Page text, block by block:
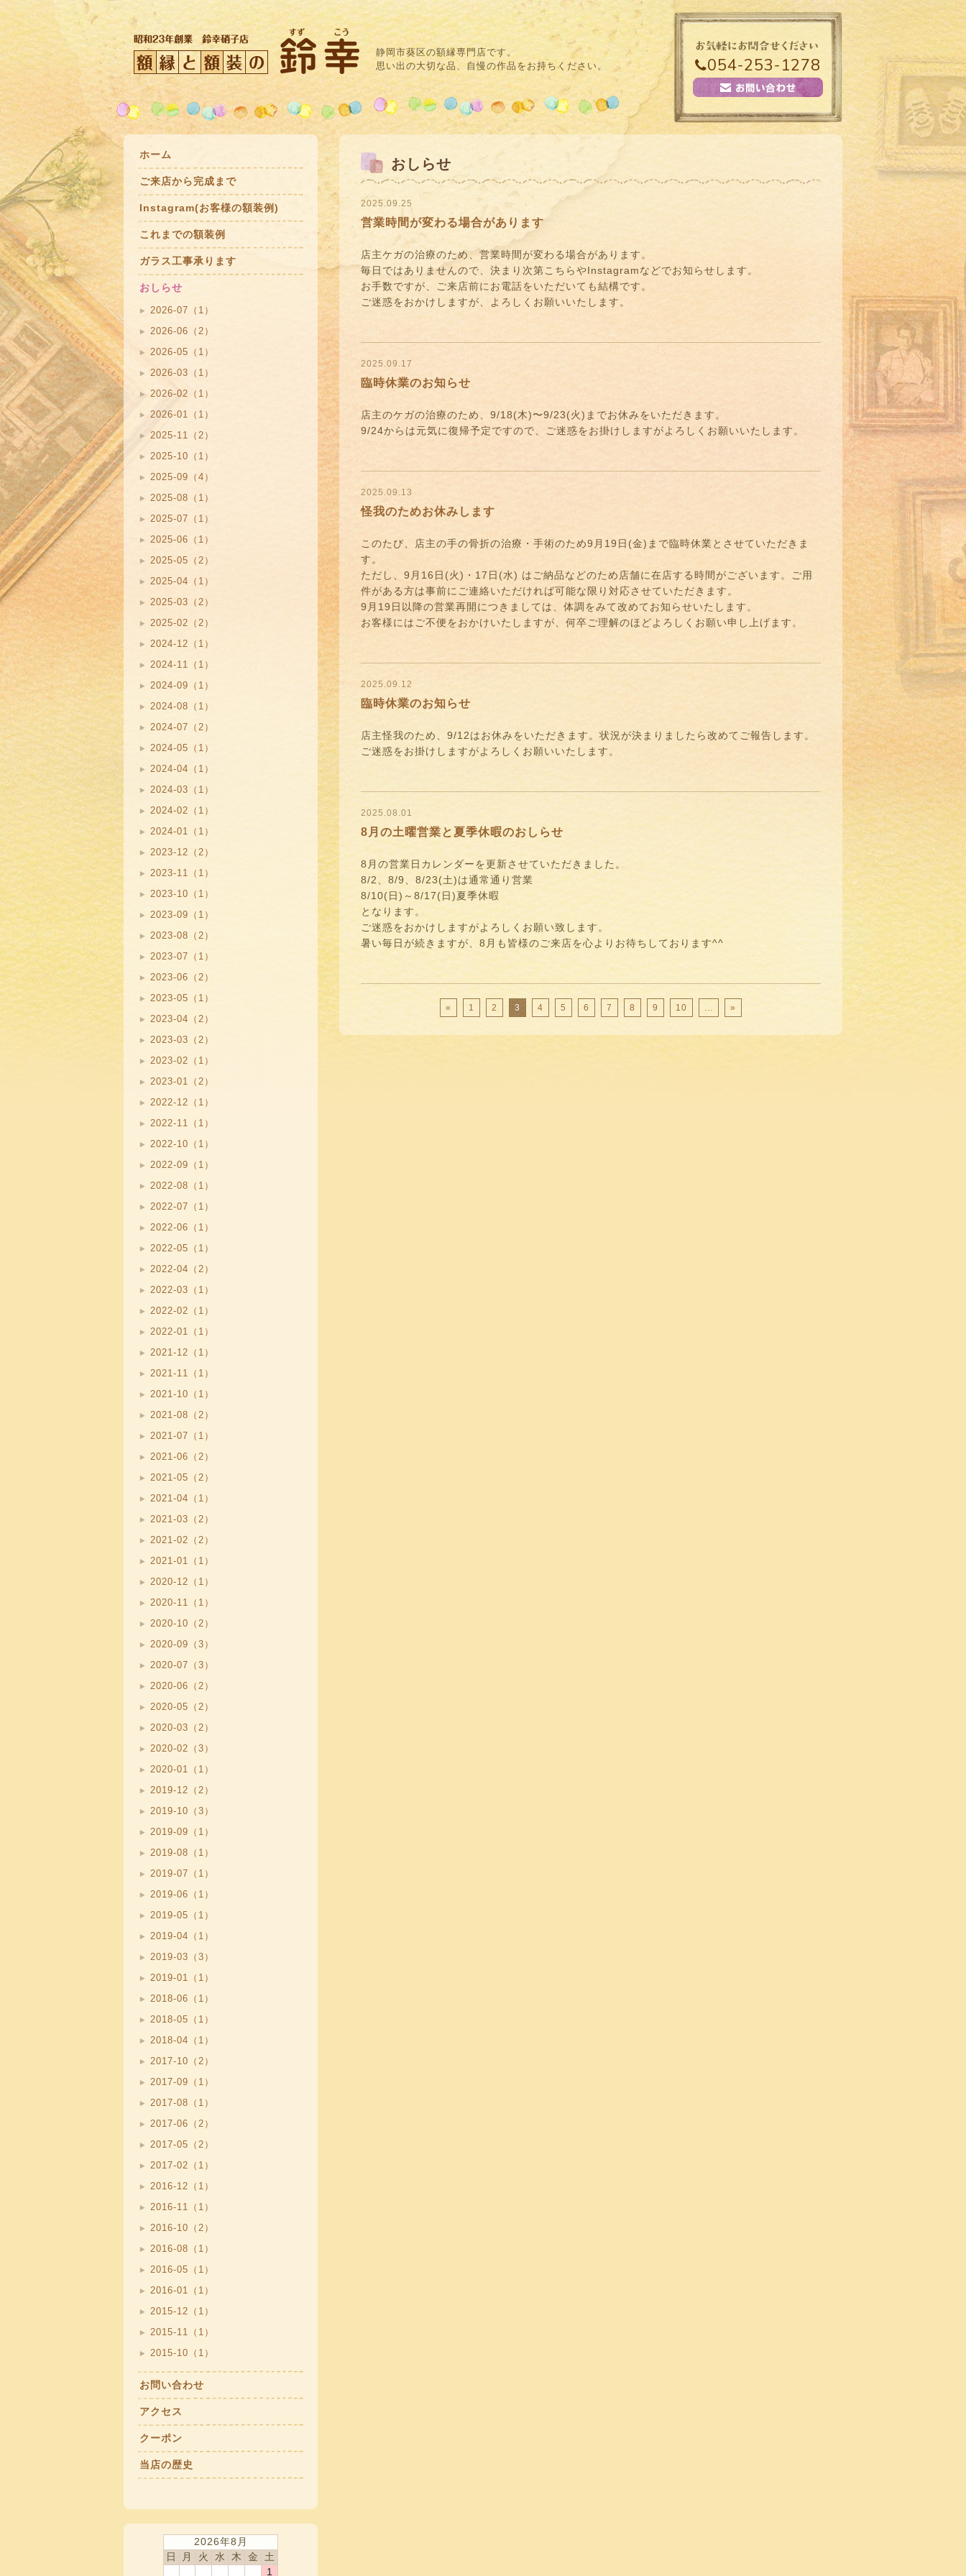
静岡市葵区の額縁専門店です。
思い出の大切な品、自慢の作品をお持ちください。
054-253-1278
おしらせ
2025.09.25
営業時間が変わる場合があります
店主ケガの治療のため、営業時間が変わる場合があります。
毎日ではありませんので、決まり次第こちらやInstagramなどでお知らせします。
お手数ですが、ご来店前にお電話をいただいても結構です。
ご迷惑をおかけしますが、よろしくお願いいたします。
2025.09.17
臨時休業のお知らせ
店主のケガの治療のため、9/18(木)〜9/23(火)までお休みをいただきます。
9/24からは元気に復帰予定ですので、ご迷惑をお掛けしますがよろしくお願いいたします。
2025.09.13
怪我のためお休みします
このたび、店主の手の骨折の治療・手術のため9月19日(金)まで臨時休業とさせていただきま
す。
ただし、9月16日(火)・17日(水) はご納品などのため店舗に在店する時間がございます。ご用
件がある方は事前にご連絡いただければ可能な限り対応させていただきます。
9月19日以降の営業再開につきましては、体調をみて改めてお知らせいたします。
お客様にはご不便をおかけいたしますが、何卒ご理解のほどよろしくお願い申し上げます。
2025.09.12
臨時休業のお知らせ
店主怪我のため、9/12はお休みをいただきます。状況が決まりましたら改めてご報告します。
ご迷惑をお掛けしますがよろしくお願いいたします。
2025.08.01
8月の土曜営業と夏季休暇のおしらせ
8月の営業日カレンダーを更新させていただきました。
8/2、8/9、8/23(土)は通常通り営業
8/10(日)～8/17(日)夏季休暇
となります。
ご迷惑をおかけしますがよろしくお願い致します。
暑い毎日が続きますが、8月も皆様のご来店を心よりお待ちしております^^
« 1 2 3 4 5 6 7 8 9 10 ... »
ホーム
ご来店から完成まで
Instagram(お客様の額装例)
これまでの額装例
ガラス工事承ります
おしらせ
2026-07（1）
2026-06（2）
2026-05（1）
2026-03（1）
2026-02（1）
2026-01（1）
2025-11（2）
2025-10（1）
2025-09（4）
2025-08（1）
2025-07（1）
2025-06（1）
2025-05（2）
2025-04（1）
2025-03（2）
2025-02（2）
2024-12（1）
2024-11（1）
2024-09（1）
2024-08（1）
2024-07（2）
2024-05（1）
2024-04（1）
2024-03（1）
2024-02（1）
2024-01（1）
2023-12（2）
2023-11（1）
2023-10（1）
2023-09（1）
2023-08（2）
2023-07（1）
2023-06（2）
2023-05（1）
2023-04（2）
2023-03（2）
2023-02（1）
2023-01（2）
2022-12（1）
2022-11（1）
2022-10（1）
2022-09（1）
2022-08（1）
2022-07（1）
2022-06（1）
2022-05（1）
2022-04（2）
2022-03（1）
2022-02（1）
2022-01（1）
2021-12（1）
2021-11（1）
2021-10（1）
2021-08（2）
2021-07（1）
2021-06（2）
2021-05（2）
2021-04（1）
2021-03（2）
2021-02（2）
2021-01（1）
2020-12（1）
2020-11（1）
2020-10（2）
2020-09（3）
2020-07（3）
2020-06（2）
2020-05（2）
2020-03（2）
2020-02（3）
2020-01（1）
2019-12（2）
2019-10（3）
2019-09（1）
2019-08（1）
2019-07（1）
2019-06（1）
2019-05（1）
2019-04（1）
2019-03（3）
2019-01（1）
2018-06（1）
2018-05（1）
2018-04（1）
2017-10（2）
2017-09（1）
2017-08（1）
2017-06（2）
2017-05（2）
2017-02（1）
2016-12（1）
2016-11（1）
2016-10（2）
2016-08（1）
2016-05（1）
2016-01（1）
2015-12（1）
2015-11（1）
2015-10（1）
お問い合わせ
アクセス
クーポン
当店の歴史
2026年8月
日
月 火 水 木 金
土
1